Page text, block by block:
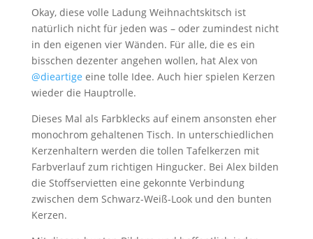
Okay, diese volle Ladung Weihnachtskitsch ist
natürlich nicht für jeden was – oder zumindest nicht
in den eigenen vier Wänden. Für alle, die es ein
bisschen dezenter angehen wollen, hat Alex von
@dieartige eine tolle Idee. Auch hier spielen Kerzen
wieder die Hauptrolle.
Dieses Mal als Farbklecks auf einem ansonsten eher
monochrom gehaltenen Tisch. In unterschiedlichen
Kerzenhaltern werden die tollen Tafelkerzen mit
Farbverlauf zum richtigen Hingucker. Bei Alex bilden
die Stoffservietten eine gekonnte Verbindung
zwischen dem Schwarz-Weiß-Look und den bunten
Kerzen.